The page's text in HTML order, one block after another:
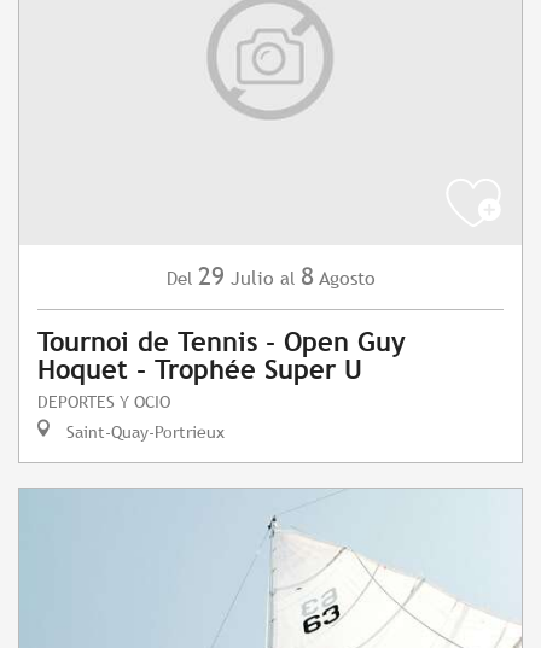
Del 29 Julio al 8 Agosto
Tournoi de Tennis - Open Guy
Hoquet - Trophée Super U
DEPORTES Y OCIO
Saint-Quay-Portrieux